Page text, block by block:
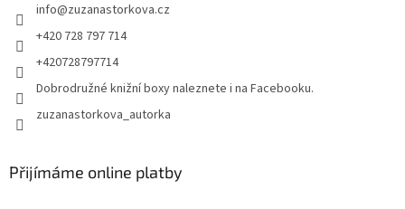
info@zuzanastorkova.cz
+420 728 797 714
+420728797714
Dobrodružné knižní boxy naleznete i na Facebooku.
zuzanastorkova_autorka
Přijímáme online platby